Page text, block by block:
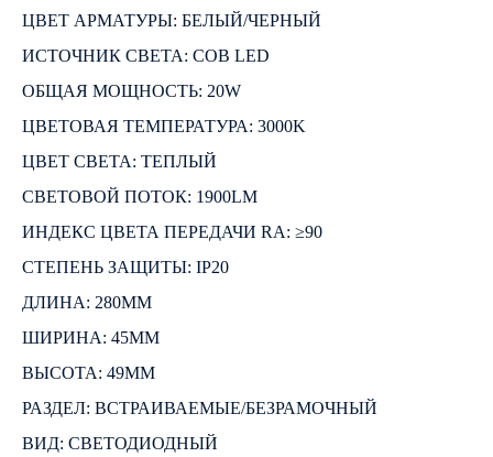
ЦВЕТ АРМАТУРЫ: БЕЛЫЙ/ЧЕРНЫЙ
ИСТОЧНИК СВЕТА: COB LED
ОБЩАЯ МОЩНОСТЬ: 20W
ЦВЕТОВАЯ ТЕМПЕРАТУРА: 3000K
ЦВЕТ СВЕТА: ТЕПЛЫЙ
СВЕТОВОЙ ПОТОК: 1900LM
ИНДЕКС ЦВЕТА ПЕРЕДАЧИ RA: ≥90
СТЕПЕНЬ ЗАЩИТЫ: IP20
ДЛИНА: 280ММ
ШИРИНА: 45ММ
ВЫСОТА: 49ММ
РАЗДЕЛ: ВСТРАИВАЕМЫЕ/БЕЗРАМОЧНЫЙ
ВИД: СВЕТОДИОДНЫЙ